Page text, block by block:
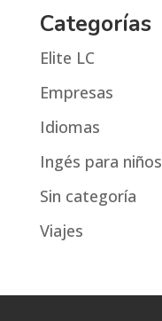
Categorías
Elite LC
Empresas
Idiomas
Ingés para niños
Sin categoría
Viajes